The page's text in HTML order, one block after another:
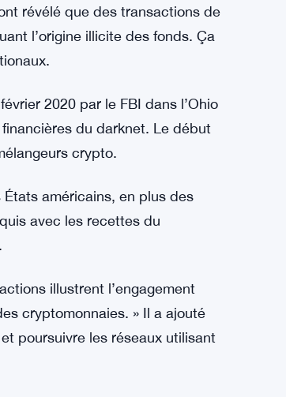
contre les échanges crypto,
de cap après le
dans le blanchiment pour
l’origine illicite des fonds. Ça
du darknet. Le début
crypto.
américains, en plus des